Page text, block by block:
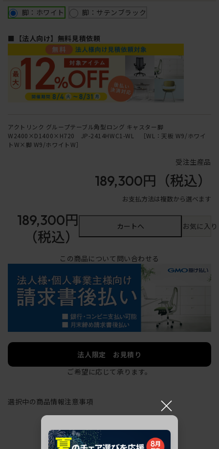
脚：ホワイト 脚：サテンブラック
■【法人向け】無料見積依頼
アクトリンク グループテーブル角型ロング キャスター脚
W2400×D1400×H720 JP-2414HWC1-WL ［WL：天板 W9/ホワイ
トW×脚 W9/ホワイトW］
受注生産品
189,300円 （税込）
お支払方法は複数から選べます
189,300円
（税込）
カートへ お気に入
この商品について問い合わせる
法人限定 お見積り
ご希望に応じて承ります。
選択中の商品情報注意事項 ×